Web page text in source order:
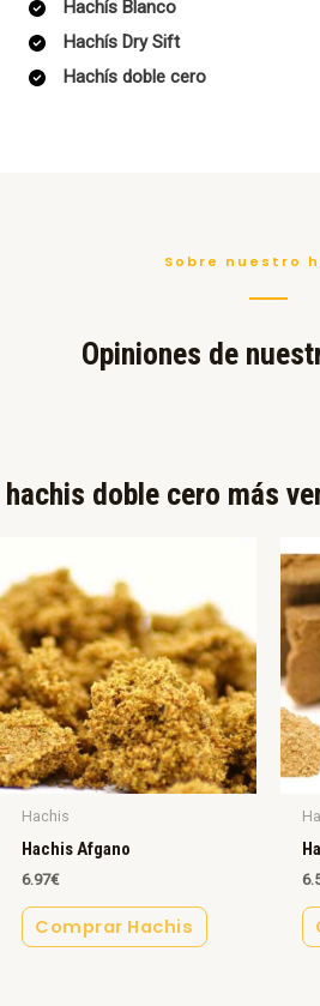
Hachís Blanco
Hachís Dry Sift
Hachís doble cero
Sobre nuestro
Opiniones de
hachis doble cero más
Hachis
Hachis Afgano
6.97€
Comprar Hachis